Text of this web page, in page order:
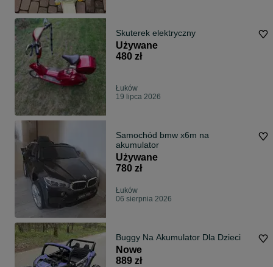
Skuterek elektryczny
Używane
480 zł
Łuków
19 lipca 2026
Samochód bmw x6m na
akumulator
Używane
780 zł
Łuków
06 sierpnia 2026
Buggy Na Akumulator Dla Dzieci
Nowe
889 zł